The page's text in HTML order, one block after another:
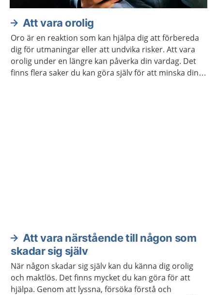
Att vara orolig
Oro är en reaktion som kan hjälpa dig att förbereda
dig för utmaningar eller att undvika risker. Att vara
orolig under en längre kan påverka din vardag. Det
finns flera saker du kan göra själv för att minska din
Att vara närstående till någon som
skadar sig själv
När någon skadar sig själv kan du känna dig orolig
och maktlös. Det finns mycket du kan göra för att
hjälpa. Genom att lyssna, försöka förstå och